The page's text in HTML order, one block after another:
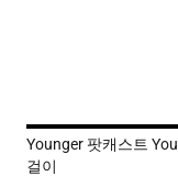
Younger 팟캐스트
걸이